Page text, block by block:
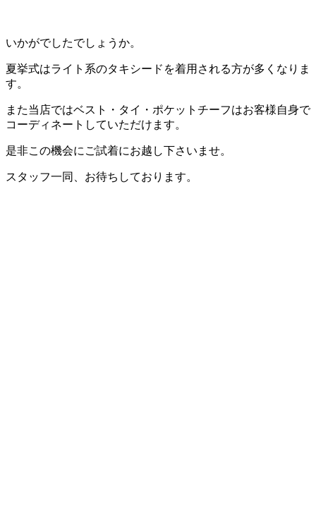
いかがでしたでしょうか。
夏挙式はライト系のタキシードを着用される方が多くなりま
す。
また当店ではベスト・タイ・ポケットチーフはお客様自身で
コーディネートしていただけます。
是非この機会にご試着にお越し下さいませ。
スタッフ一同、お待ちしております。